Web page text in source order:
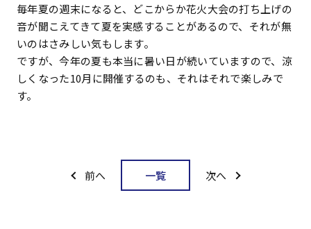
毎年夏の週末になると、どこからか花火大会の打ち上げの
音が聞こえてきて夏を実感することがあるので、それが無
いのはさみしい気もします。
ですが、今年の夏も本当に暑い日が続いていますので、涼
しくなった10月に開催するのも、それはそれで楽しみで
す。
前へ 一覧 次へ